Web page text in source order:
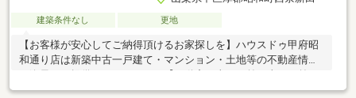
建築条件なし 更地
【お客様が安心してご納得頂けるお家探しを】ハウスドゥ甲府昭
和通り店は新築中古一戸建て・マンション・土地等の不動産情報
しない】このテーマを第1に誠実かつ真摯に向き合い当店舗に関わ